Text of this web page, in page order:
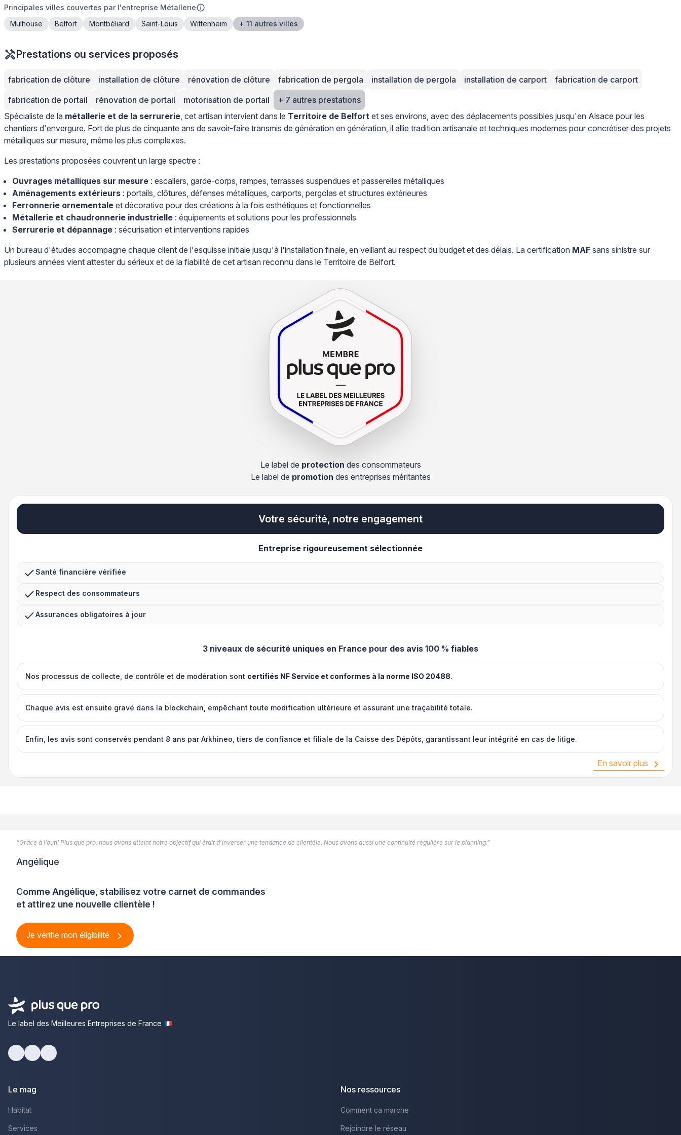
Principales villes couvertes par l'entreprise Métallerie
Mulhouse
Belfort Montbéliard Saint-Louis Wittenheim + 11 autres villes
Prestations ou services proposés
fabrication de clôture installation de clôture rénovation de clôture fabrication de pergola installation de pergola installation de carport
fabrication de carport
fabrication de portail
rénovation de portail motorisation de portail
+ 7 autres prestations
Spécialiste de la métallerie et de la serrurerie, cet artisan intervient dans le Territoire de Belfort et ses environs, avec des déplacements possibles jusqu'en Alsace pour les
chantiers d'envergure. Fort de plus de cinquante ans de savoir-faire transmis de génération en génération, il allie tradition artisanale et techniques modernes pour concrétiser des projets
métalliques sur mesure, même les plus complexes.
Les prestations proposées couvrent un large spectre :
Ouvrages métalliques sur mesure : escaliers, garde-corps, rampes, terrasses suspendues et passerelles métalliques
Aménagements extérieurs : portails, clôtures, défenses métalliques, carports, pergolas et structures extérieures
Ferronnerie ornementale et décorative pour des créations à la fois esthétiques et fonctionnelles
Métallerie et chaudronnerie industrielle : équipements et solutions pour les professionnels
Serrurerie et dépannage : sécurisation et interventions rapides
Un bureau d'études accompagne chaque client de l'esquisse initiale jusqu'à l'installation finale, en veillant au respect du budget et des délais. La certification MAF sans sinistre sur
plusieurs années vient attester du sérieux et de la fiabilité de cet artisan reconnu dans le Territoire de Belfort.
Le label de protection des consommateurs
Le label de promotion des entreprises méritantes
Votre sécurité, notre engagement
Entreprise rigoureusement sélectionnée
Santé financière vérifiée
Respect des consommateurs
Assurances obligatoires à jour
3 niveaux de sécurité uniques en France pour des avis 100 % fiables
Nos processus de collecte, de contrôle et de modération sont certifiés NF Service et conformes à la norme ISO 20488.
Chaque avis est ensuite gravé dans la blockchain, empêchant toute modification ultérieure et assurant une traçabilité totale.
Enfin, les avis sont conservés pendant 8 ans par Arkhineo, tiers de confiance et filiale de la Caisse des Dépôts, garantissant leur intégrité en cas de litige.
En savoir plus
Comme Angélique, stabilisez votre carnet de commandes
et attirez une nouvelle clientèle !
Je vérifie mon éligibilité
“Grâce à l’outil Plus que pro, nous avons atteint notre objectif qui était d’inverser une tendance de clientèle. Nous avons aussi une continuité régulière sur le planning.”
Angélique
Le label des Meilleures Entreprises de France
Le mag
Habitat
Services
Nos ressources
Comment ça marche
Rejoindre le réseau